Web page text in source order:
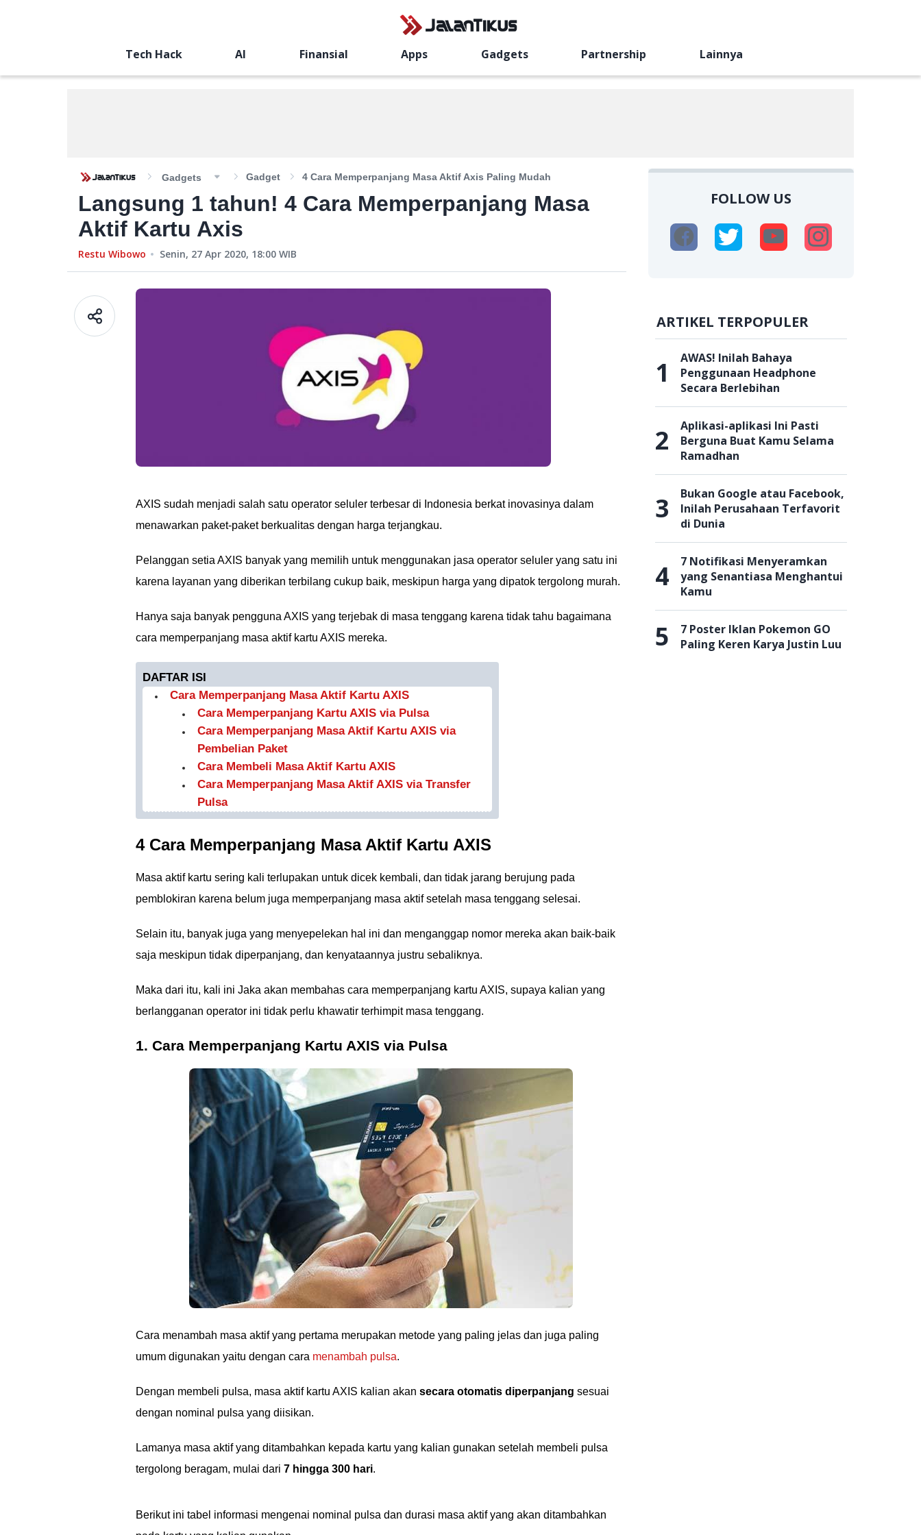
Tech Hack AI Finansial Apps Gadgets Partnership Lainnya
Gadgets Gadget 4 Cara Memperpanjang Masa Aktif Axis Paling Mudah
Langsung 1 tahun! 4 Cara Memperpanjang Masa
Aktif Kartu Axis
Restu Wibowo Senin, 27 Apr 2020, 18:00 WIB
AXIS sudah menjadi salah satu operator seluler terbesar di Indonesia berkat inovasinya dalam
menawarkan paket-paket berkualitas dengan harga terjangkau.
Pelanggan setia AXIS banyak yang memilih untuk menggunakan jasa operator seluler yang satu ini
karena layanan yang diberikan terbilang cukup baik, meskipun harga yang dipatok tergolong murah.
Hanya saja banyak pengguna AXIS yang terjebak di masa tenggang karena tidak tahu bagaimana
cara memperpanjang masa aktif kartu AXIS mereka.
DAFTAR ISI
Cara Memperpanjang Masa Aktif Kartu AXIS
Cara Memperpanjang Kartu AXIS via Pulsa
Cara Memperpanjang Masa Aktif Kartu AXIS via
Pembelian Paket
Cara Membeli Masa Aktif Kartu AXIS
Cara Memperpanjang Masa Aktif AXIS via Transfer
Pulsa
4 Cara Memperpanjang Masa Aktif Kartu AXIS
Masa aktif kartu sering kali terlupakan untuk dicek kembali, dan tidak jarang berujung pada
pemblokiran karena belum juga memperpanjang masa aktif setelah masa tenggang selesai.
Selain itu, banyak juga yang menyepelekan hal ini dan menganggap nomor mereka akan baik-baik
saja meskipun tidak diperpanjang, dan kenyataannya justru sebaliknya.
Maka dari itu, kali ini Jaka akan membahas cara memperpanjang kartu AXIS, supaya kalian yang
berlangganan operator ini tidak perlu khawatir terhimpit masa tenggang.
1. Cara Memperpanjang Kartu AXIS via Pulsa
Cara menambah masa aktif yang pertama merupakan metode yang paling jelas dan juga paling
umum digunakan yaitu dengan cara menambah pulsa.
Dengan membeli pulsa, masa aktif kartu AXIS kalian akan secara otomatis diperpanjang sesuai
dengan nominal pulsa yang diisikan.
Lamanya masa aktif yang ditambahkan kepada kartu yang kalian gunakan setelah membeli pulsa
tergolong beragam, mulai dari 7 hingga 300 hari.
Berikut ini tabel informasi mengenai nominal pulsa dan durasi masa aktif yang akan ditambahkan
FOLLOW US
ARTIKEL TERPOPULER
1
AWAS! Inilah Bahaya
Penggunaan Headphone
Secara Berlebihan
2
Aplikasi-aplikasi Ini Pasti
Berguna Buat Kamu Selama
Ramadhan
3
Bukan Google atau Facebook,
Inilah Perusahaan Terfavorit
di Dunia
4
7 Notifikasi Menyeramkan
yang Senantiasa Menghantui
Kamu
5
7 Poster Iklan Pokemon GO
Paling Keren Karya Justin Luu